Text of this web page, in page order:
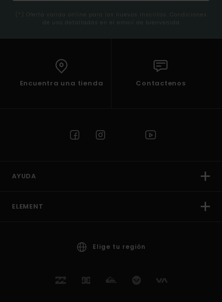
(*) Oferta valida online para los nuevos inscritos. Condiciones
de uso detalladas en el email de bienvenida
Encuentra una tienda Contactenos
AYUDA
ELEMENT
Elige tu región